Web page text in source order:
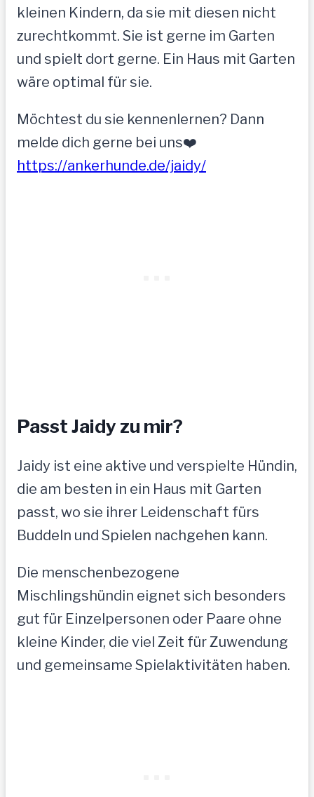
kleinen Kindern, da sie mit diesen nicht
zurechtkommt. Sie ist gerne im Garten
und spielt dort gerne. Ein Haus mit Garten
wäre optimal für sie.
Möchtest du sie kennenlernen? Dann
melde dich gerne bei uns❤️
https://ankerhunde.de/jaidy/
Passt Jaidy zu mir?
Jaidy ist eine aktive und verspielte Hündin,
die am besten in ein Haus mit Garten
passt, wo sie ihrer Leidenschaft fürs
Buddeln und Spielen nachgehen kann.
Die menschenbezogene
Mischlingshündin eignet sich besonders
gut für Einzelpersonen oder Paare ohne
kleine Kinder, die viel Zeit für Zuwendung
und gemeinsame Spielaktivitäten haben.